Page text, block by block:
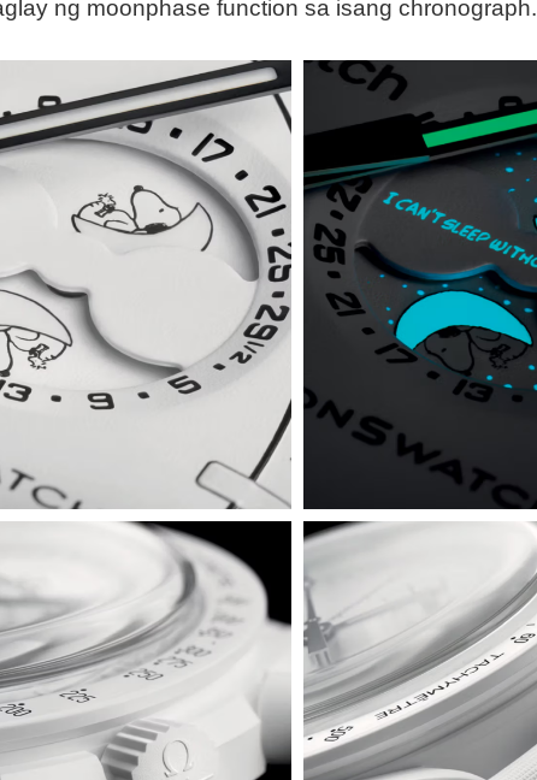
ng moonphase function sa isang chronograph.